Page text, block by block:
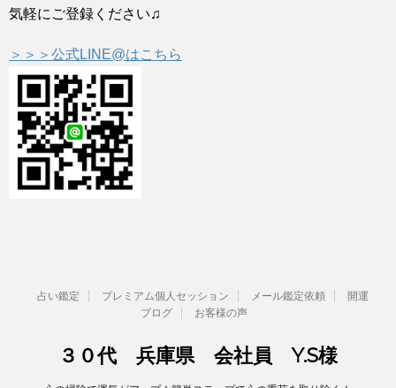
気軽にご登録ください♫
＞＞＞公式LINE@はこちら
占い鑑定 プレミアム個人セッション メール鑑定依頼
開運
ブログ
お客様の声
３０代 兵庫県 会社員 Y.S様